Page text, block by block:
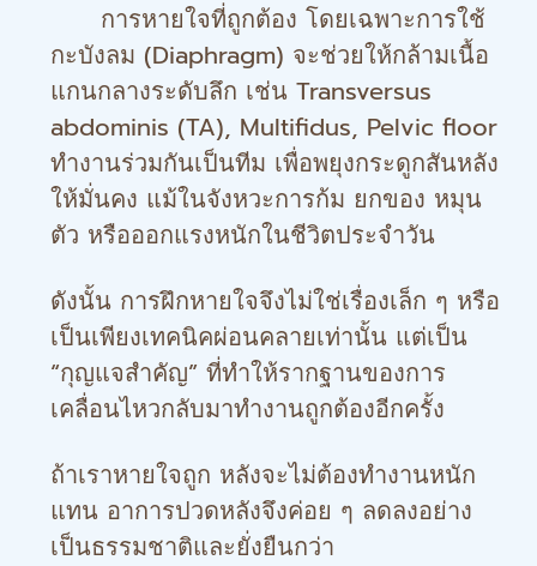
การหายใจที่ถูกต้อง โดยเฉพาะการใช้
กะบังลม (Diaphragm) จะช่วยให้กล้ามเนื้อ
แกนกลางระดับลึก เช่น Transversus
abdominis (TA), Multifidus, Pelvic floor
ทำงานร่วมกันเป็นทีม เพื่อพยุงกระดูกสันหลัง
ให้มั่นคง แม้ในจังหวะการก้ม ยกของ หมุน
ตัว หรือออกแรงหนักในชีวิตประจำวัน
ดังนั้น การฝึกหายใจจึงไม่ใช่เรื่องเล็ก ๆ หรือ
เป็นเพียงเทคนิคผ่อนคลายเท่านั้น แต่เป็น
“กุญแจสำคัญ” ที่ทำให้รากฐานของการ
เคลื่อนไหวกลับมาทำงานถูกต้องอีกครั้ง
ถ้าเราหายใจถูก หลังจะไม่ต้องทำงานหนัก
แทน อาการปวดหลังจึงค่อย ๆ ลดลงอย่าง
เป็นธรรมชาติและยั่งยืนกว่า